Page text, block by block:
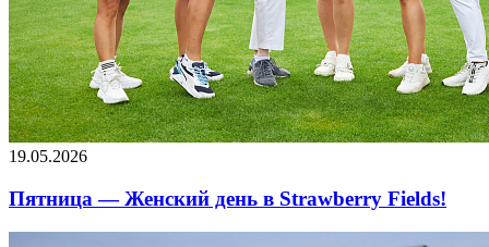
19.05.2026
Пятница — Женский день в Strawberry Fields!